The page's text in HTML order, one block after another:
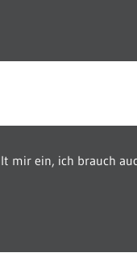
mir ein, ich brauch